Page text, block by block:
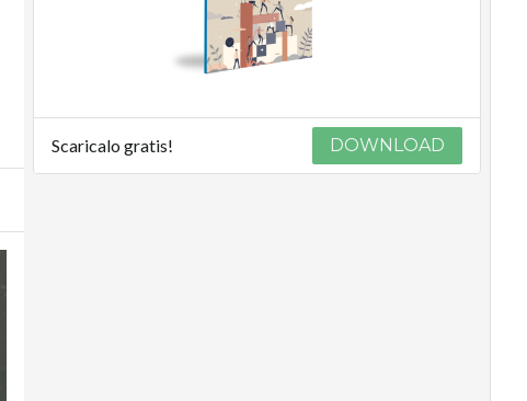
Scaricalo gratis! DOWNLOAD